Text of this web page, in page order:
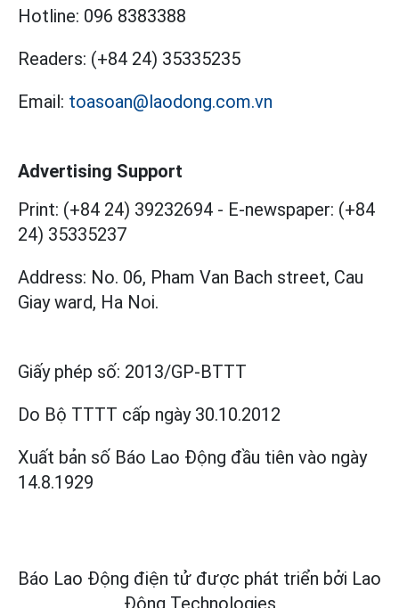
Hotline: 096 8383388
Readers: (+84 24) 35335235
Email: toasoan@laodong.com.vn
Advertising Support
Print: (+84 24) 39232694 - E-newspaper: (+84
24) 35335237
Address: No. 06, Pham Van Bach street, Cau
Giay ward, Ha Noi.
Giấy phép số: 2013/GP-BTTT
Do Bộ TTTT cấp ngày 30.10.2012
Xuất bản số Báo Lao Động đầu tiên vào ngày
14.8.1929
Báo Lao Động điện tử được phát triển bởi Lao